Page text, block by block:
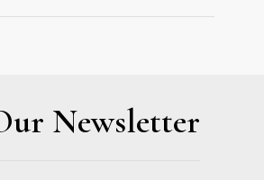
Newsletter